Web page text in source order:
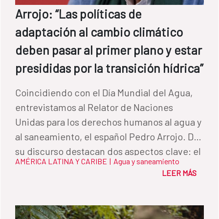
agua, mantenimiento de los sistemas y
gestión de residuos sólidos. También se
promovió la participación de las
comunidades en la administración de los
servicios. “Ahora tenemos agua en nuestras
casas. Todo es más fácil para nosotros y la
higiene de nuestra casa ya no es igual que
antes”, dice Morelia. “Todo ha mejorado,
tenemos agua de buena calidad y mis hijos
ya no se enferman”, agrega Sobeida. “El
agua es vida. El agua es fuerza. El agua es
cosecha. El agua es desarrollo. El agua es
higiene. El agua es muy importante para
destacan los beneficiarios de Guatemala.
Arrojo: “Las políticas de
adaptación al cambio climático
deben pasar al primer plano y estar
presididas por la transición hídrica”
Coincidiendo con el Día Mundial del Agua,
entrevistamos al Relator de Naciones
Unidas para los derechos humanos al agua y
al saneamiento, el español Pedro Arrojo. De
su discurso destacan dos aspectos clave: el
agua ha de ser entendido como un bien
adaptación al cambio climático.
AMÉRICA LATINA Y CARIBE | Agua y saneamiento
LEER MÁS